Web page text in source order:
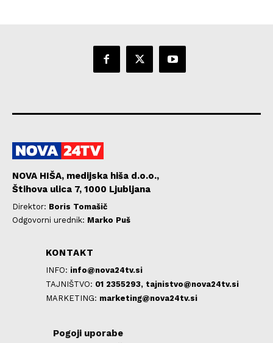
NOVA HIŠA, medijska hiša d.o.o.,
Štihova ulica 7, 1000 Ljubljana
Direktor: Boris Tomašič
Odgovorni urednik: Marko Puš
KONTAKT
INFO: info@nova24tv.si
TAJNIŠTVO: 01 2355293, tajnistvo@nova24tv.si
MARKETING: marketing@nova24tv.si
Pogoji uporabe